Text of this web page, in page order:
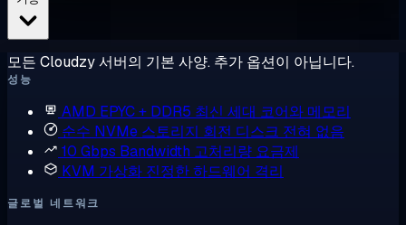
모든 Cloudzy 서버의 기본 사양. 추가 옵션이 아닙니다.
성능
AMD EPYC + DDR5 최신 세대 코어와 메모리
순수 NVMe 스토리지 회전 디스크 전혀 없음
10 Gbps Bandwidth 고처리량 요금제
KVM 가상화 진정한 하드웨어 격리
글로벌 네트워크